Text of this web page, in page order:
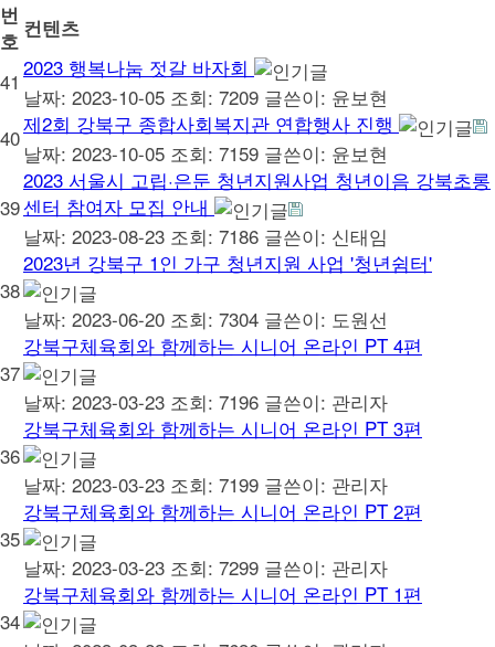
번
호 컨텐츠
41
2023 행복나눔 젓갈 바자회
날짜: 2023-10-05 조회: 7209 글쓴이: 윤보현
40
제2회 강북구 종합사회복지관 연합행사 진행
날짜: 2023-10-05 조회: 7159 글쓴이: 윤보현
39
2023 서울시 고립·은둔 청년지원사업 청년이음 강북초롱
센터 참여자 모집 안내
날짜: 2023-08-23 조회: 7186 글쓴이: 신태임
38
2023년 강북구 1인 가구 청년지원 사업 '청년쉼터'
날짜: 2023-06-20 조회: 7304 글쓴이: 도원선
37
강북구체육회와 함께하는 시니어 온라인 PT 4편
날짜: 2023-03-23 조회: 7196 글쓴이: 관리자
36
강북구체육회와 함께하는 시니어 온라인 PT 3편
날짜: 2023-03-23 조회: 7199 글쓴이: 관리자
35
강북구체육회와 함께하는 시니어 온라인 PT 2편
날짜: 2023-03-23 조회: 7299 글쓴이: 관리자
34
강북구체육회와 함께하는 시니어 온라인 PT 1편